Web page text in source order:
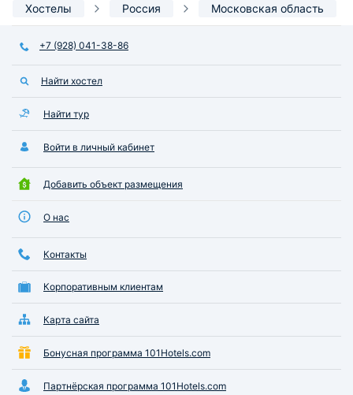
Хостелы Россия Московская область
+7 (928) 041-38-86
Найти хостел
Найти тур
Войти в личный кабинет
Добавить объект размещения
О нас
Контакты
Корпоративным клиентам
Карта сайта
Бонусная программа 101Hotels.com
Партнёрская программа 101Hotels.com